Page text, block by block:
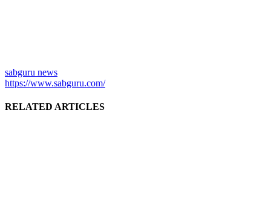
sabguru news
https://www.sabguru.com/
RELATED ARTICLES